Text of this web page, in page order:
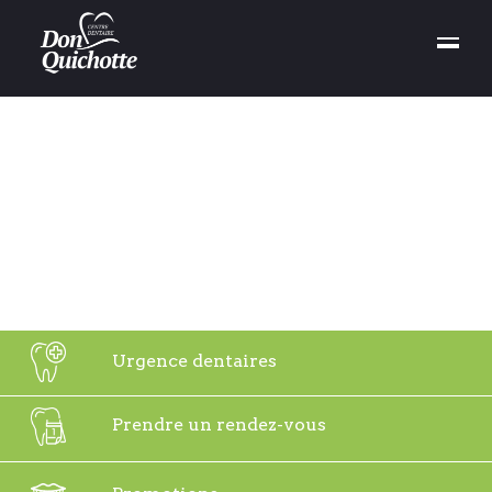
Urgence dentaires
Nous mettons à votre disposition 6 dentistes
généralistes pour la prise en charge de vos
Prendre un rendez-vous